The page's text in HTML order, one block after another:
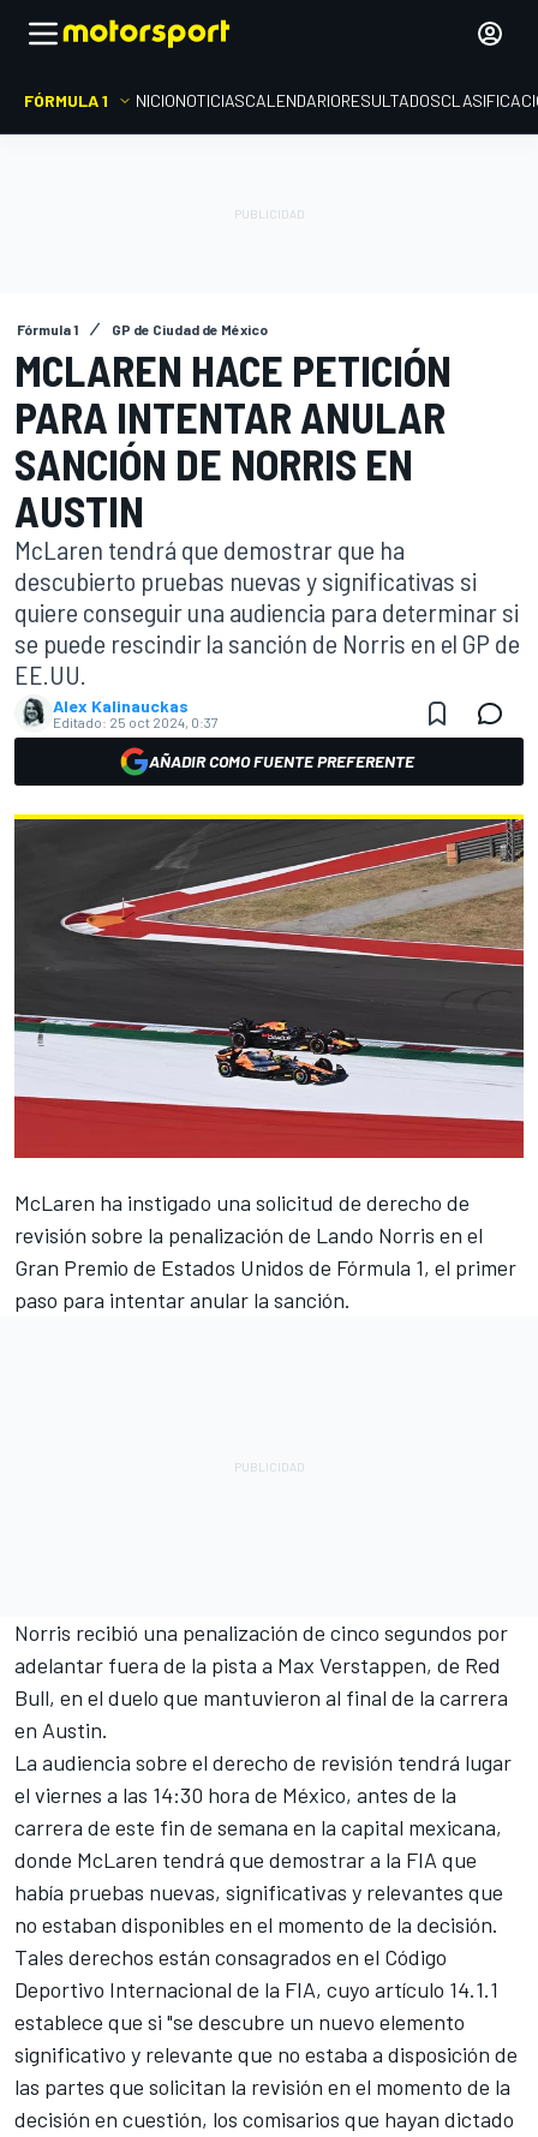
FÓRMULA 1 INICIONOTICIASCALENDARIORESULTADOS
Fórmula 1 GP de Ciudad de México
MCLAREN HACE PETICIÓN
PARA INTENTAR ANULAR
SANCIÓN DE NORRIS EN
AUSTIN
McLaren tendrá que demostrar que ha
descubierto pruebas nuevas y significativas si
quiere conseguir una audiencia para determinar si
se puede rescindir la sanción de Norris en el GP de
EE.UU.
Alex Kalinauckas
Editado: 25 oct 2024, 0:37
AÑADIR COMO FUENTE PREFERENTE
McLaren ha instigado una solicitud de derecho de
revisión sobre la penalización de Lando Norris en el
Gran Premio de Estados Unidos de Fórmula 1, el primer
paso para intentar anular la sanción.
Norris recibió una penalización de cinco segundos por
adelantar fuera de la pista a Max Verstappen, de Red
Bull, en el duelo que mantuvieron al final de la carrera
en Austin.
La audiencia sobre el derecho de revisión tendrá lugar
el viernes a las 14:30 hora de México, antes de la
carrera de este fin de semana en la capital mexicana,
donde McLaren tendrá que demostrar a la FIA que
había pruebas nuevas, significativas y relevantes que
no estaban disponibles en el momento de la decisión.
Tales derechos están consagrados en el Código
Deportivo Internacional de la FIA, cuyo artículo 14.1.1
establece que si "se descubre un nuevo elemento
significativo y relevante que no estaba a disposición de
las partes que solicitan la revisión en el momento de la
decisión en cuestión, los comisarios que hayan dictado